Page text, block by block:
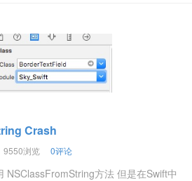
Crash
9550浏览 0评论
NSClassFromString方法 但是在Swift中